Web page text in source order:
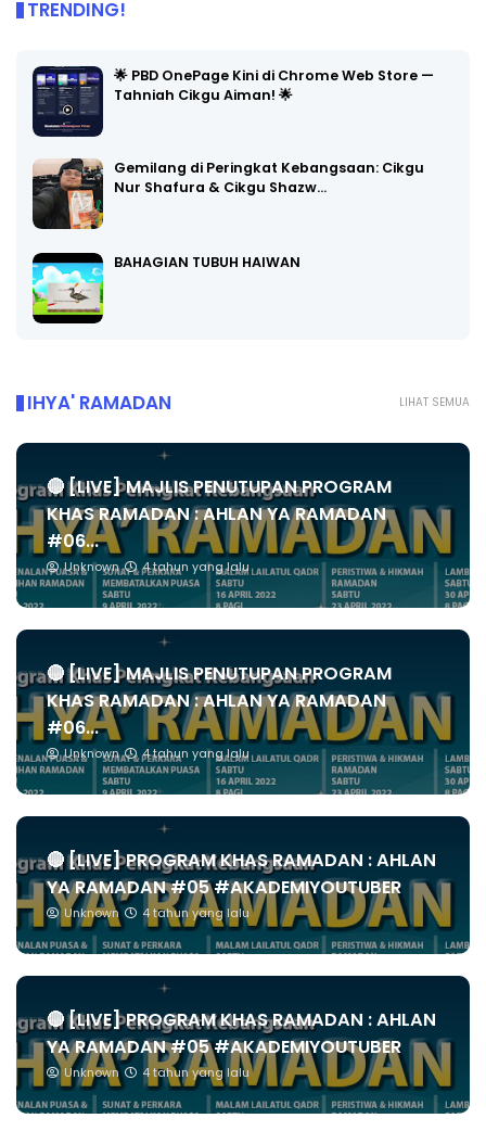
TRENDING!
🌟 PBD OnePage Kini di Chrome Web Store —
Tahniah Cikgu Aiman! 🌟
Gemilang di Peringkat Kebangsaan: Cikgu
Nur Shafura & Cikgu Shazw…
BAHAGIAN TUBUH HAIWAN
LIHAT SEMUA
IHYA' RAMADAN
🔴 [LIVE] MAJLIS PENUTUPAN PROGRAM
KHAS RAMADAN : AHLAN YA RAMADAN
#06...
Unknown 4 tahun yang lalu
🔴 [LIVE] MAJLIS PENUTUPAN PROGRAM
KHAS RAMADAN : AHLAN YA RAMADAN
#06...
Unknown 4 tahun yang lalu
🔴 [LIVE] PROGRAM KHAS RAMADAN : AHLAN
YA RAMADAN #05 #AKADEMIYOUTUBER
Unknown 4 tahun yang lalu
🔴 [LIVE] PROGRAM KHAS RAMADAN : AHLAN
YA RAMADAN #05 #AKADEMIYOUTUBER
Unknown 4 tahun yang lalu